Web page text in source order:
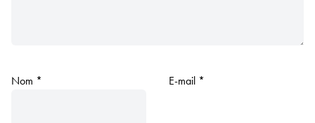
Nom * E-mail *